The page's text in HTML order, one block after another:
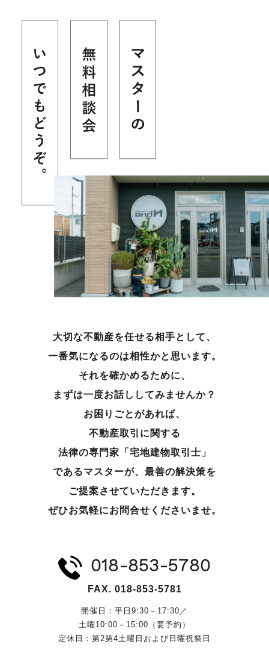
大切な不動産を任せる相手として、
一番気になるのは相性かと思います。
それを確かめるために、
まずは一度お話ししてみませんか？
お困りごとがあれば、
不動産取引に関する
法律の専門家「宅地建物取引士」
であるマスターが、 最善の解決策を
ご提案させていただきます。
ぜひお気軽にお問合せくださいませ。
018-853-5780
FAX. 018-853-5781
開催日：平日9:30－17:30／
土曜10:00－15:00（要予約）
定休日：第2第4土曜日および日曜祝祭日